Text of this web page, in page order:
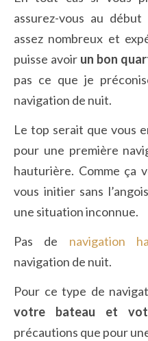
assurez-vous au début
assez nombreux et
puisse avoir un bon
pas ce que je
navigation de nuit.
Le top serait que vous
pour une première
hauturière. Comme ça
vous initier sans
une situation inconnue.
Pas de navigation
navigation de nuit.
Pour ce type de
votre bateau et
précautions que pour